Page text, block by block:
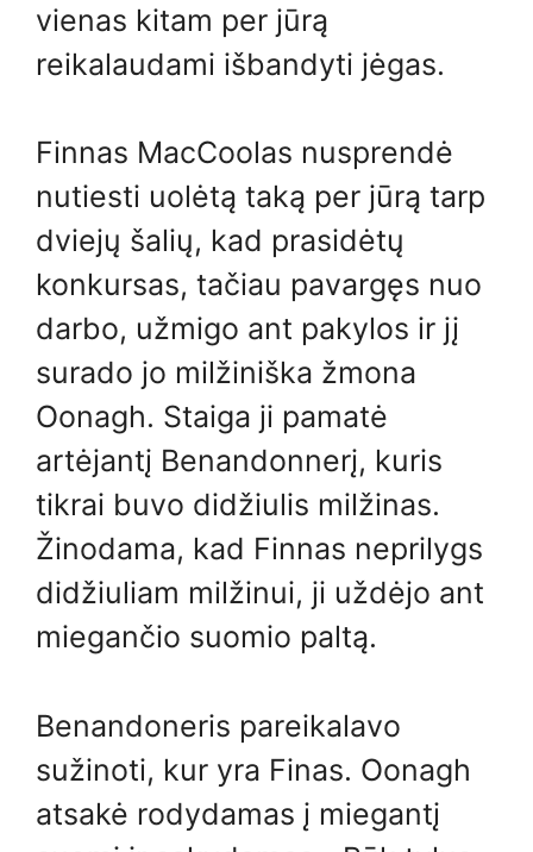
vienas kitam per jūrą
reikalaudami išbandyti jėgas.
Finnas MacCoolas nusprendė
nutiesti uolėtą taką per jūrą tarp
dviejų šalių, kad prasidėtų
konkursas, tačiau pavargęs nuo
darbo, užmigo ant pakylos ir jį
surado jo milžiniška žmona
Oonagh. Staiga ji pamatė
artėjantį Benandonnerį, kuris
tikrai buvo didžiulis milžinas.
Žinodama, kad Finnas neprilygs
didžiuliam milžinui, ji uždėjo ant
miegančio suomio paltą.
Benandoneris pareikalavo
sužinoti, kur yra Finas. Oonagh
atsakė rodydamas į miegantį